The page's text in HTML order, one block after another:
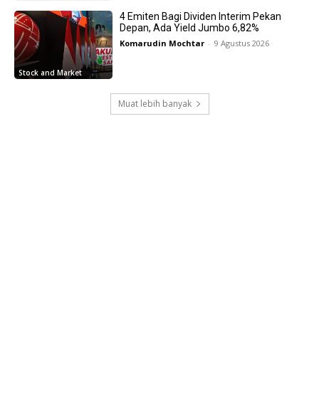
Stock and Market
4 Emiten Bagi Dividen Interim Pekan
Depan, Ada Yield Jumbo 6,82%
Komarudin Mochtar - 9 Agustus 2026
Muat lebih banyak